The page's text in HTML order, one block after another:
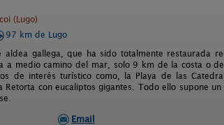
(Lugo)
97 km de Lugo
gallega, que ha sido totalmente restaurada
a medio camino del mar, solo 9 km de la costa o
de interés turístico como, la Playa de las
con eucaliptos gigantes. Todo ello supone
Email